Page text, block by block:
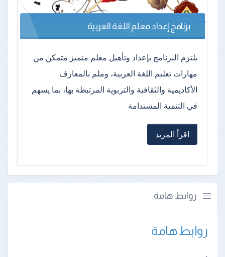
برنامج إعداد معلم اللغة العربية
يلتزم البرنامج بإعداد وتأهيل معلم متميز متمكن من
مهارات تعليم اللغة العربية، وملم بالمعارف
الأكاديمية والثقافية والتربوية المرتبطة بها، بما يسهم
في التنمية المستدامة
اقرأ المزيد
روابط هامة
روابط هامة